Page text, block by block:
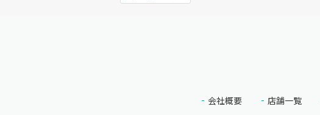
会社概要 店舗一覧